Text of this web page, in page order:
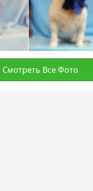
Смотреть Все Фото